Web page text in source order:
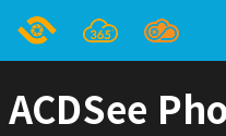
ACDSee